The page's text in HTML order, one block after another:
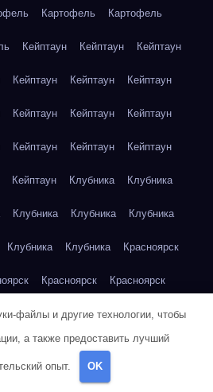
Картофель Картофель
Кейптаун Кейптаун Кейптаун
Кейптаун Кейптаун Кейптаун
Кейптаун Кейптаун Кейптаун
Кейптаун Кейптаун Кейптаун
Кейптаун Клубника Клубника
Клубника Клубника Клубника
Клубника Клубника Красноярск
Красноярск Красноярск
Красноярск Красноярск
Красноярск Красноярск
Кукуруза
файлы и другие технологии, чтобы
а также предоставить лучший
опыт. OK